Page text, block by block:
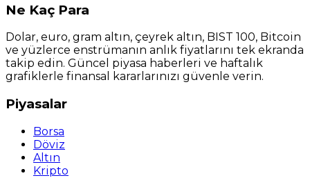
Ne Kaç Para
Dolar, euro, gram altın, çeyrek altın, BIST 100, Bitcoin
ve yüzlerce enstrümanın anlık fiyatlarını tek ekranda
takip edin. Güncel piyasa haberleri ve haftalık
grafiklerle finansal kararlarınızı güvenle verin.
Piyasalar
Borsa
Döviz
Altın
Kripto